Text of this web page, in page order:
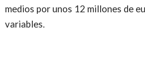
medios por unos 12 millones de
variables.